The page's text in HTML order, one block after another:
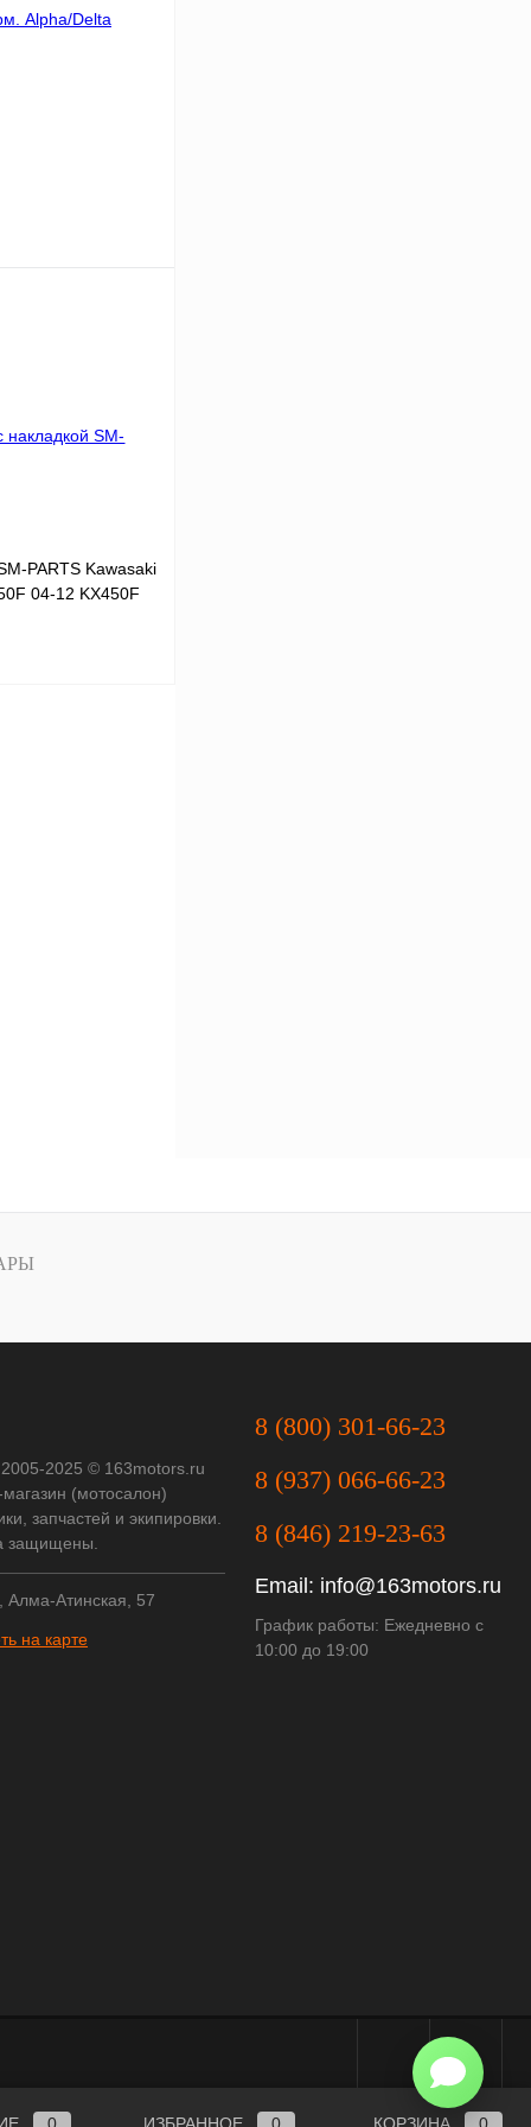
PARTS Kawasaki
04-12 KX450F
2025 © 163motors.ru
(мотосалон)
запчастей и экипировки.
защищены.
Алма-Атинская, 57
на карте
8 (800) 301-66-23
8 (937) 066-66-23
8 (846) 219-23-63
Email: info@163motors.ru
График работы: Ежедневно с
10:00 до 19:00
0 ИЗБРАННОЕ 0 КОРЗИНА 0